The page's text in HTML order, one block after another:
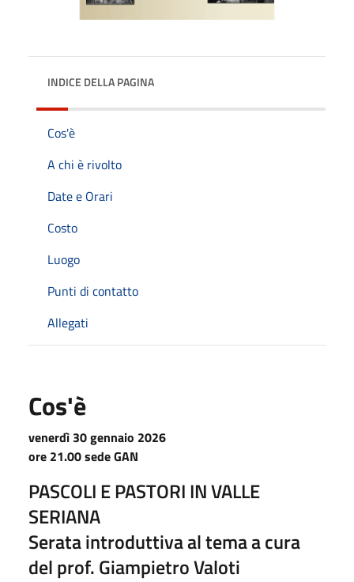
INDICE DELLA PAGINA
Cos'è
A chi è rivolto
Date e Orari
Costo
Luogo
Punti di contatto
Allegati
Cos'è
venerdì 30 gennaio 2026
ore 21.00 sede GAN
PASCOLI E PASTORI IN VALLE
SERIANA
Serata introduttiva al tema a cura
del prof. Giampietro Valoti